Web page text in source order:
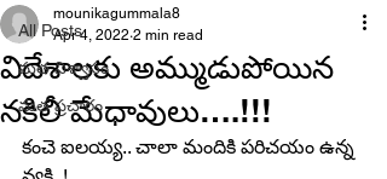
All Posts
మత విశ్వాసం
మత ప్రచారం
విదేశాలకు అమ్ముడుపోయిన
నకిలీ మేధావులు….!!!
mounikagummala8
Apr 4, 2022 2 min read
కంచె ఐలయ్య.. చాలా మందికి పరిచయం ఉన్న